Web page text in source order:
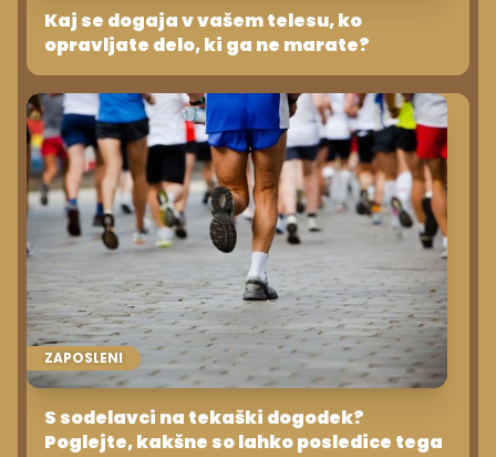
Kaj se dogaja v vašem telesu, ko
opravljate delo, ki ga ne marate?
ZAPOSLENI
S sodelavci na tekaški dogodek?
Poglejte, kakšne so lahko posledice tega